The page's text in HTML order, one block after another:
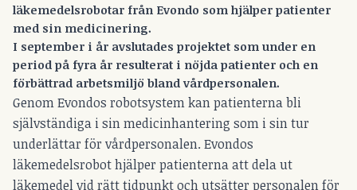
läkemedelsrobotar från Evondo som hjälper patienter
med sin medicinering.
I september i år avslutades projektet som under en
period på fyra år resulterat i nöjda patienter och en
förbättrad arbetsmiljö bland vårdpersonalen.
Genom Evondos robotsystem kan patienterna bli
självständiga i sin medicinhantering som i sin tur
underlättar för vårdpersonalen. Evondos
läkemedelsrobot hjälper patienterna att dela ut
läkemedel vid rätt tidpunkt och utsätter personalen för